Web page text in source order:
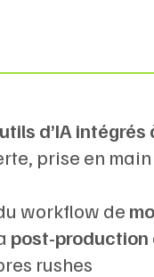
d’IA intégrés
prise en
workflow de
post-production
rushes